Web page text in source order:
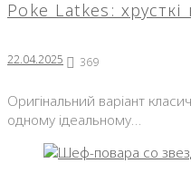
Poke Latkes:
22.04.2025 369
Оригінальний варіант
одному ідеальному…